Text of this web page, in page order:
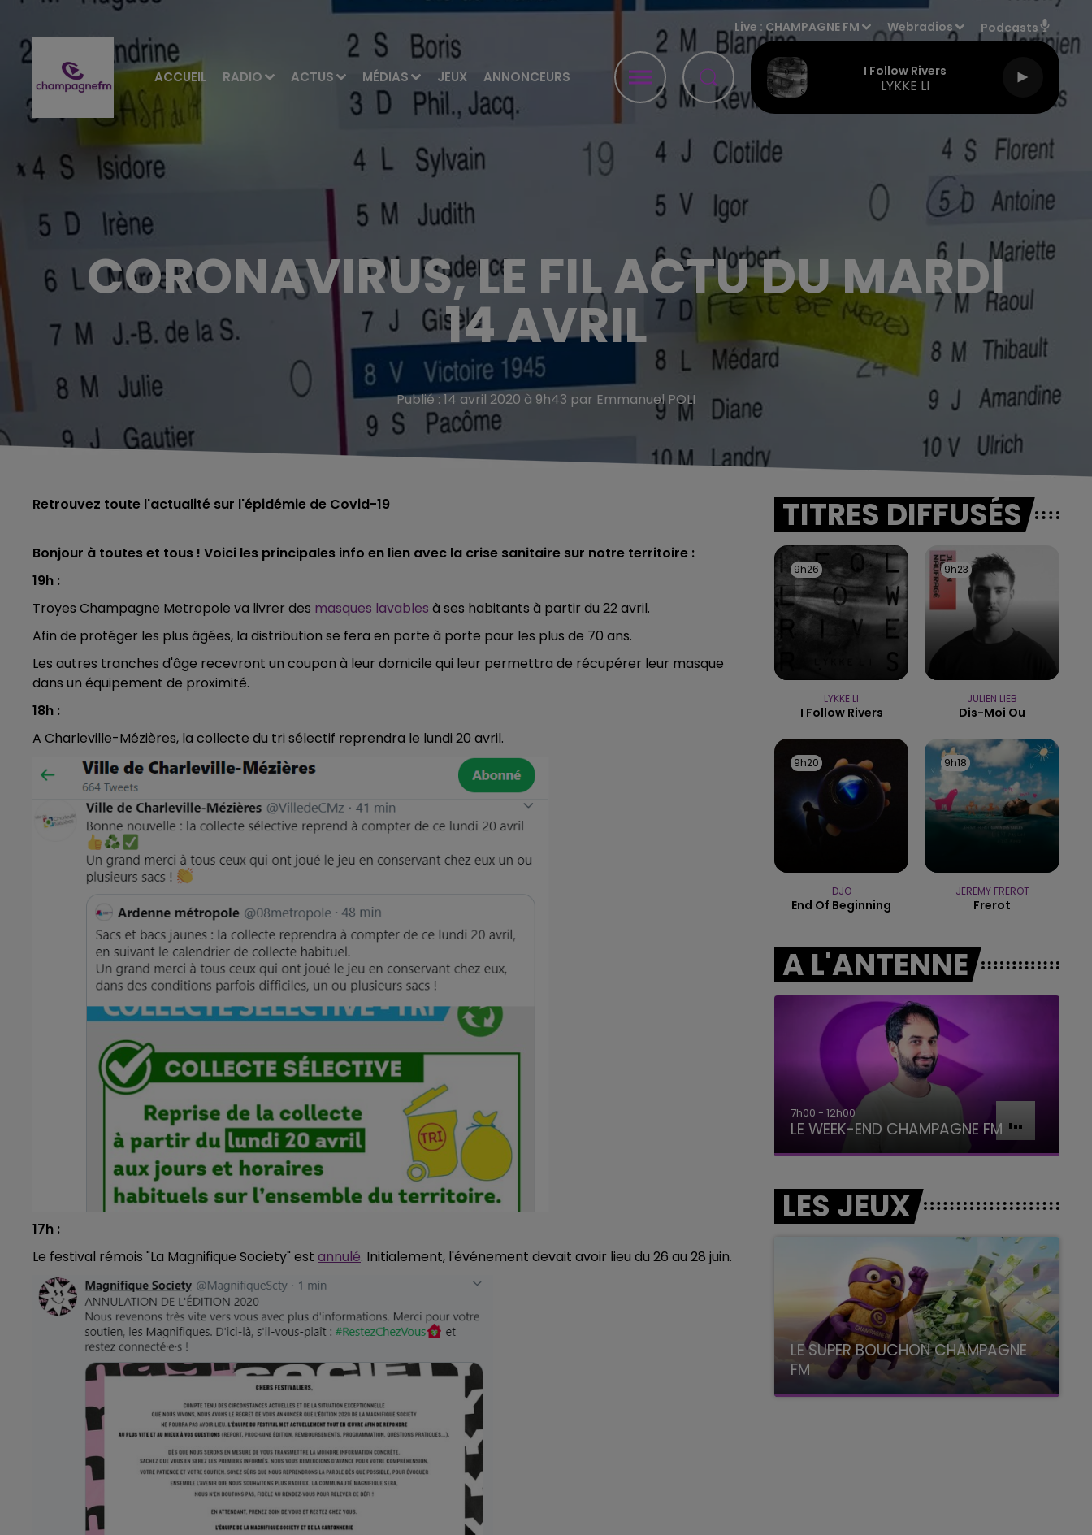
ACCUEIL RADIO ACTUS MÉDIAS JEUX ANNONCEURS
Live : CHAMPAGNE FM Webradios Podcasts
I Follow Rivers
LYKKE LI
16h00 - 20h00
LE WEEK-END CHAMPAGNE FM LE WEEK-END CHAMPAGNE FM
16h00 - 20h00
LE WEEK-END CHAMPAGNE FM
CORONAVIRUS, LE FIL ACTU DU MARDI
14 AVRIL
Publié : 14 avril 2020 à 9h43 par Emmanuel POLI
Retrouvez toute l'actualité sur l'épidémie de Covid-19
Bonjour à toutes et tous ! Voici les principales info en lien avec la crise sanitaire sur notre territoire :
19h :
Troyes Champagne Metropole va livrer des masques lavables à ses habitants à partir du 22 avril.
Afin de protéger les plus âgées, la distribution se fera en porte à porte pour les plus de 70 ans.
Les autres tranches d'âge recevront un coupon à leur domicile qui leur permettra de récupérer leur masque
dans un équipement de proximité.
18h :
A Charleville-Mézières, la collecte du tri sélectif reprendra le lundi 20 avril.
17h :
Le festival rémois "La Magnifique Society" est annulé. Initialement, l'événement devait avoir lieu du 26 au 28 juin.
TITRES DIFFUSÉS
9h26
9h26
LYKKE LI
I Follow Rivers
9h23
9h23
JULIEN LIEB
Dis-Moi Ou
9h20
9h20
DJO
End Of Beginning
9h18
9h18
JEREMY FREROT
Frerot
A L'ANTENNE
7h00 - 12h00
LE WEEK-END CHAMPAGNE FM
16h00 - 20h00
LE WEEK-END CHAMPAGNE FM
7h00 - 12h00
LE WEEK-END CHAMPAGNE FM
LES JEUX
LE SUPER BOUCHON CHAMPAGNE
FM
avec La Famille Champagne FM, à 8H10